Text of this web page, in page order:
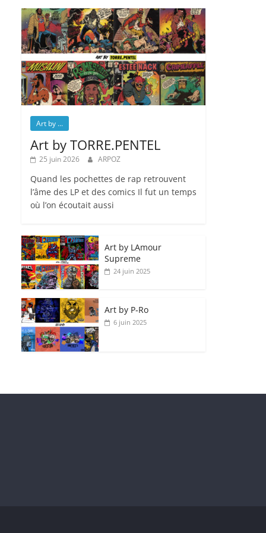
Art by ...
Art by TORRE.PENTEL
25 juin 2026 ARPOZ
Quand les pochettes de rap retrouvent
l’âme des LP et des comics Il fut un temps
où l’on écoutait aussi
Art by LAmour
Supreme
24 juin 2025
Art by P‑Ro
6 juin 2025